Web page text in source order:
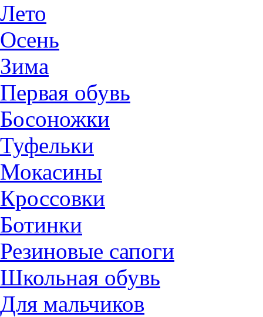
Лето
Осень
Зима
Первая обувь
Босоножки
Туфельки
Мокасины
Кроссовки
Ботинки
Резиновые сапоги
Школьная обувь
Для мальчиков